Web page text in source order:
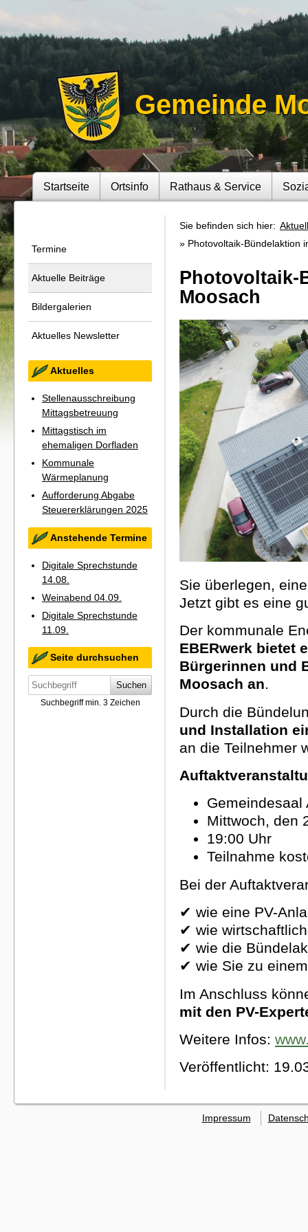
Gemeinde
Startseite Ortsinfo Rathaus & Service
Termine
Aktuelle Beiträge
Bildergalerien
Aktuelles Newsletter
Aktuelles
Stellenausschreibung
Mittagsbetreuung
Mittagstisch im
ehemaligen Dorfladen
Kommunale
Wärmeplanung
Aufforderung Abgabe
Steuererklärungen 2025
Anstehende Termine
Digitale Sprechstunde
14.08.
Weinabend 04.09.
Digitale Sprechstunde
11.09.
Seite durchsuchen
Suchen
Suchbegriff min. 3 Zeichen
Sie befinden sich hier:
Photovoltaik-Bündelaktion
Photovoltaik-
Moosach
Sie überlegen,
Jetzt gibt es eine
Der kommunale
EBERwerk bietet
Bürgerinnen und
Moosach an.
Durch die
und Installation
an die Teilnehmer
Gemeindesaal
Mittwoch, den
19:00 Uhr
Teilnahme
Bei der
✔ wie eine PV-
✔ wie
✔ wie die Bü
✔ wie Sie zu
Im Anschluss
mit den PV-
Weitere Infos:
Veröffentlicht:
Impressum